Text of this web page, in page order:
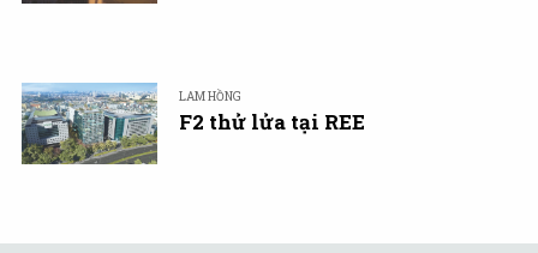
LAM HỒNG
F2 thử lửa tại REE